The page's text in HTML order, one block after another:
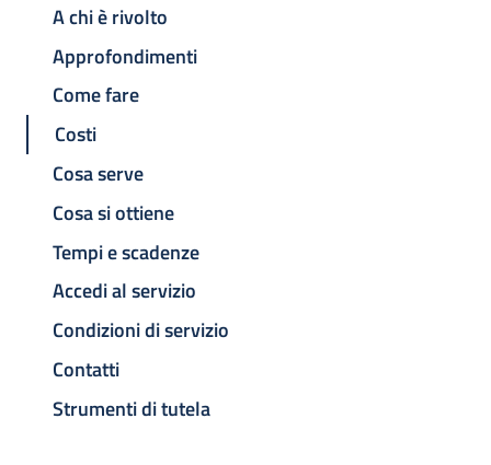
A chi è rivolto
Approfondimenti
Come fare
Costi
Cosa serve
Cosa si ottiene
Tempi e scadenze
Accedi al servizio
Condizioni di servizio
Contatti
Strumenti di tutela